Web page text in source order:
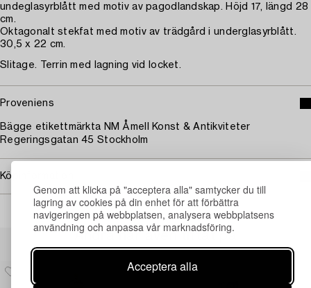
Genom att klicka på "acceptera alla" samtycker du till
lagring av cookies på din enhet för att förbättra
navigeringen på webbplatsen, analysera webbplatsens
användning och anpassa vår marknadsföring.
Acceptera alla
undeglasyrblått med motiv av pagodlandskap. Höjd 17, längd 28
cm.
Oktagonalt stekfat med motiv av trädgård i underglasyrblått.
30,5 x 22 cm.
Slitage. Terrin med lagning vid locket.
Proveniens
Bägge etikettmärkta NM Åmell Konst & Antikviteter
Regeringsgatan 45 Stockholm
Köpinformation
Andra har även tittat på